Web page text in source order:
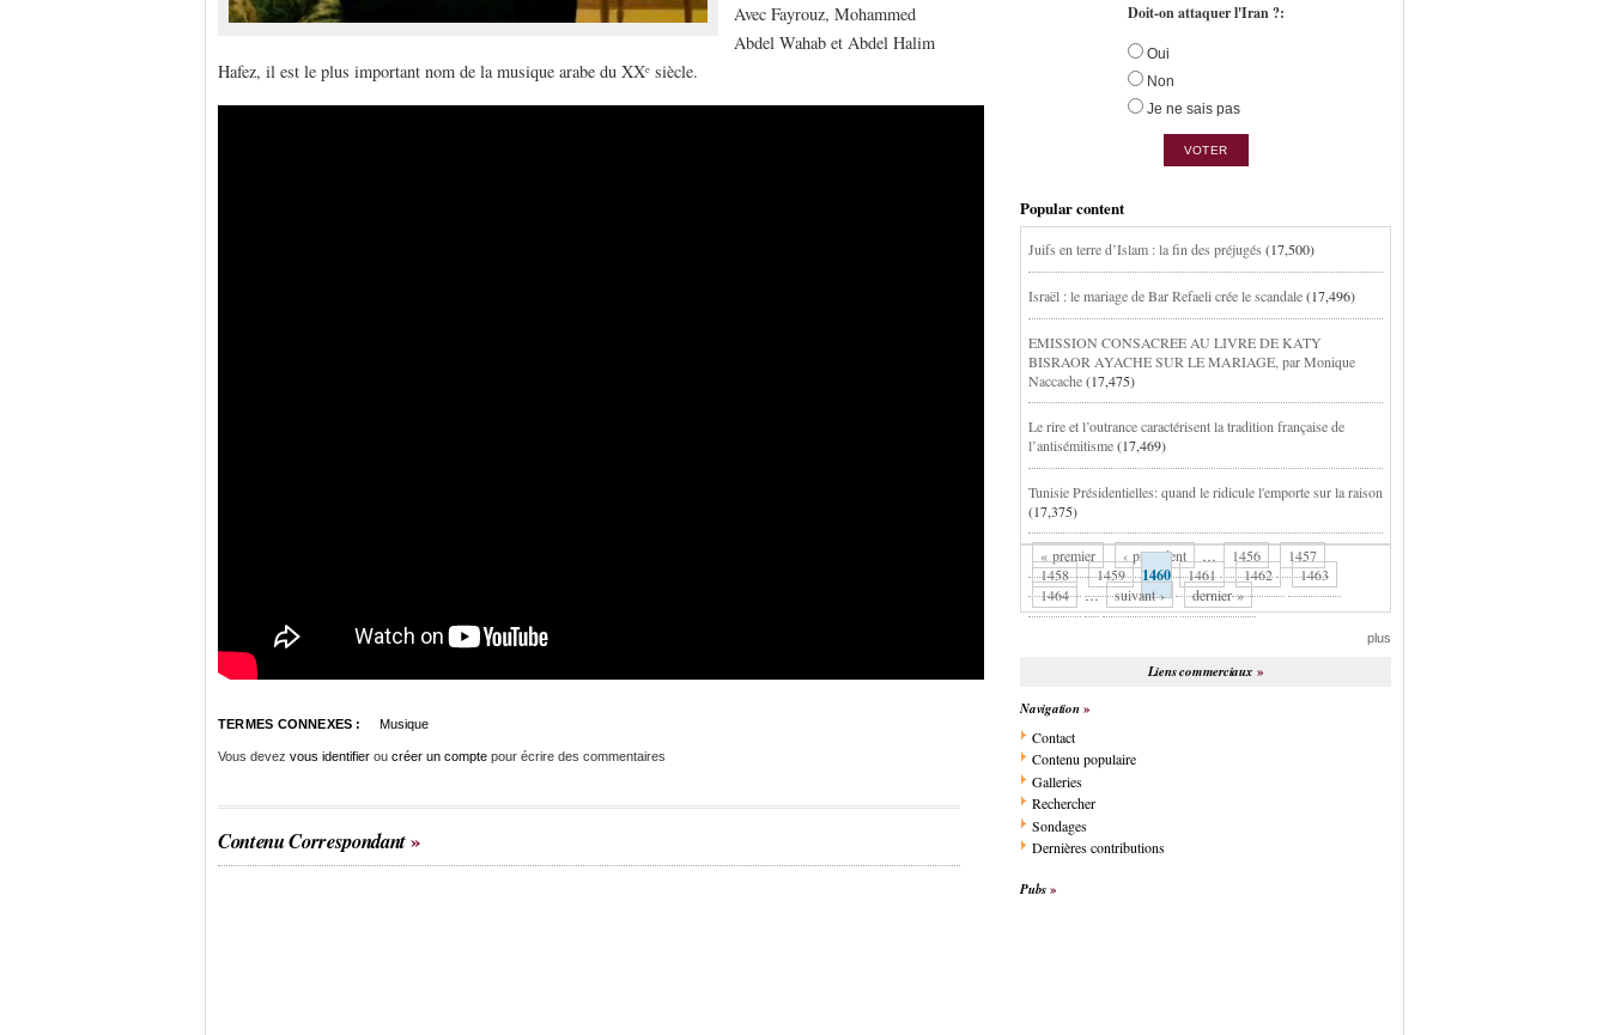
Avec Fayrouz, Mohammed
Abdel Wahab et Abdel Halim
Hafez, il est le plus important nom de la musique arabe du XXᵉ siècle.
TERMES CONNEXES : Musique
Vous devez vous identifier ou créer un compte pour écrire des commentaires
Contenu Correspondant
Doit-on attaquer l'Iran ?:
Oui
Non
Je ne sais pas
Popular content
Juifs en terre d’Islam : la fin des préjugés (17,500)
Israël : le mariage de Bar Refaeli crée le scandale(17,496)
EMISSION CONSACREE AU LIVRE DE KATY
BISRAOR AYACHE SUR LE MARIAGE, par Monique
Naccache(17,475)
Le rire et l’outrance caractérisent la tradition française de
l’antisémitisme(17,469)
Tunisie Présidentielles: quand le ridicule l'emporte sur la raison
(17,375)
« premier ‹ précédent … 1456
1457
1458
1459 1460 1461 1462
1463
1464
… suivant › dernier »
plus
Liens commerciaux
Navigation
Contact
Contenu populaire
Galleries
Rechercher
Sondages
Dernières contributions
Pubs